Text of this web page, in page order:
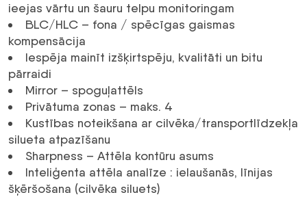
ieejas vārtu un šauru telpu monitoringam
BLC/HLC – fona / spēcīgas gaismas
kompensācija
Iespēja mainīt izšķirtspēju, kvalitāti un bitu
pārraidi
Mirror – spoguļattēls
Privātuma zonas – maks. 4
Kustības noteikšana ar cilvēka/transportlīdzekļa
silueta atpazīšanu
Sharpness – Attēla kontūru asums
Inteliģenta attēla analīze : ielaušanās, līnijas
šķēršošana (cilvēka siluets)